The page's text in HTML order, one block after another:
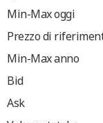
Min-Max oggi
Prezzo di
Min-Max anno
Bid
Ask